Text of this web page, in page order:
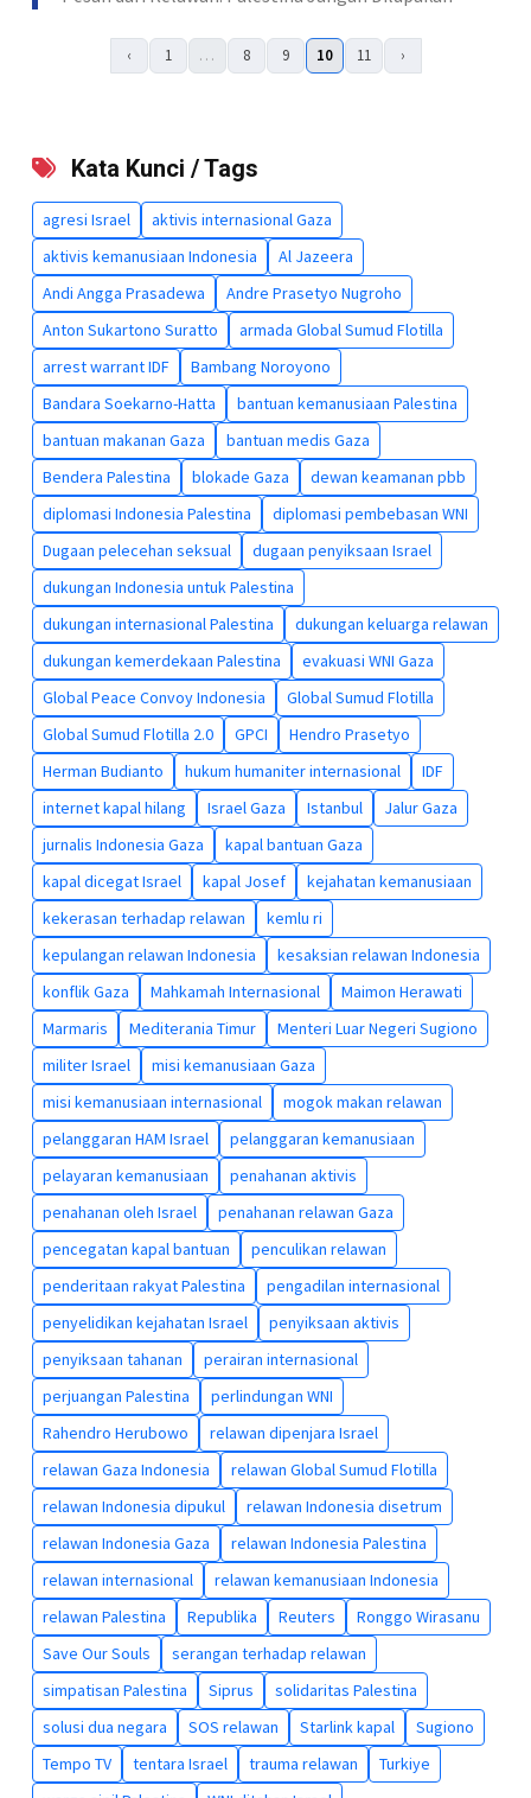
‹ 1 … 8 9 10 11 ›
Kata Kunci / Tags
agresi Israel
aktivis internasional Gaza
aktivis kemanusiaan Indonesia
Al Jazeera
Andi Angga Prasadewa
Andre Prasetyo Nugroho
Anton Sukartono Suratto
armada Global Sumud Flotilla
arrest warrant IDF
Bambang Noroyono
Bandara Soekarno-Hatta
bantuan kemanusiaan Palestina
bantuan makanan Gaza
bantuan medis Gaza
Bendera Palestina
blokade Gaza
dewan keamanan pbb
diplomasi Indonesia Palestina
diplomasi pembebasan WNI
Dugaan pelecehan seksual
dugaan penyiksaan Israel
dukungan Indonesia untuk Palestina
dukungan internasional Palestina
dukungan keluarga relawan
dukungan kemerdekaan Palestina
evakuasi WNI Gaza
Global Peace Convoy Indonesia
Global Sumud Flotilla
Global Sumud Flotilla 2.0
GPCI
Hendro Prasetyo
Herman Budianto
hukum humaniter internasional
IDF
internet kapal hilang
Israel Gaza Istanbul
Jalur Gaza
jurnalis Indonesia Gaza
kapal bantuan Gaza
kapal dicegat Israel
kapal Josef
kejahatan kemanusiaan
kekerasan terhadap relawan
kemlu ri
kepulangan relawan Indonesia
kesaksian relawan Indonesia
konflik Gaza
Mahkamah Internasional
Maimon Herawati
Marmaris
Mediterania Timur
Menteri Luar Negeri Sugiono
militer Israel
misi kemanusiaan Gaza
misi kemanusiaan internasional
mogok makan relawan
pelanggaran HAM Israel
pelanggaran kemanusiaan
pelayaran kemanusiaan
penahanan aktivis
penahanan oleh Israel
penahanan relawan Gaza
pencegatan kapal bantuan
penculikan relawan
penderitaan rakyat Palestina
pengadilan internasional
penyelidikan kejahatan Israel
penyiksaan aktivis
penyiksaan tahanan
perairan internasional
perjuangan Palestina
perlindungan WNI
Rahendro Herubowo
relawan dipenjara Israel
relawan Gaza Indonesia
relawan Global Sumud Flotilla
relawan Indonesia dipukul
relawan Indonesia disetrum
relawan Indonesia Gaza
relawan Indonesia Palestina
relawan internasional
relawan kemanusiaan Indonesia
relawan Palestina
Republika Reuters
Ronggo Wirasanu
Save Our Souls
serangan terhadap relawan
simpatisan Palestina
Siprus
solidaritas Palestina
solusi dua negara
SOS relawan Starlink kapal
Sugiono
Tempo TV
tentara Israel trauma relawan
Turkiye